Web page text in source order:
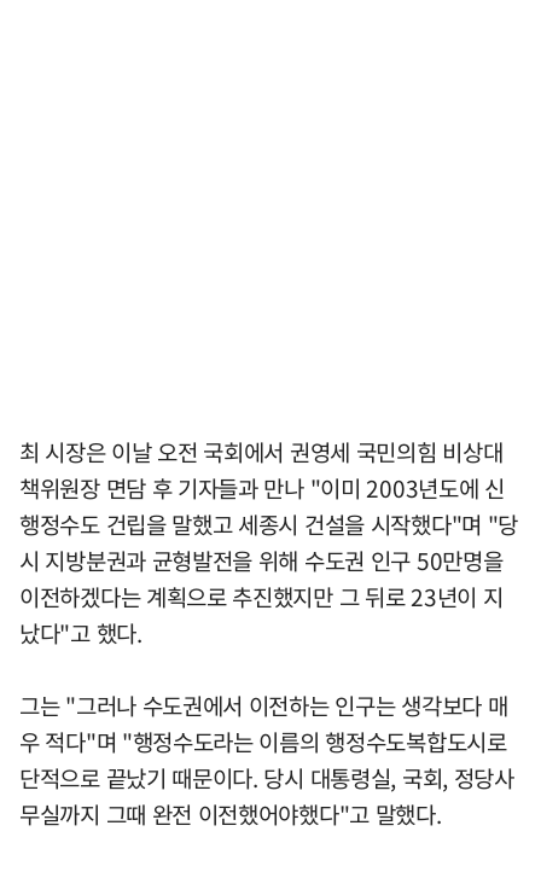
최 시장은 이날 오전 국회에서 권영세 국민의힘 비상대
책위원장 면담 후 기자들과 만나 "이미 2003년도에 신
행정수도 건립을 말했고 세종시 건설을 시작했다"며 "당
시 지방분권과 균형발전을 위해 수도권 인구 50만명을
이전하겠다는 계획으로 추진했지만 그 뒤로 23년이 지
났다"고 했다.
그는 "그러나 수도권에서 이전하는 인구는 생각보다 매
우 적다"며 "행정수도라는 이름의 행정수도복합도시로
단적으로 끝났기 때문이다. 당시 대통령실, 국회, 정당사
무실까지 그때 완전 이전했어야했다"고 말했다.